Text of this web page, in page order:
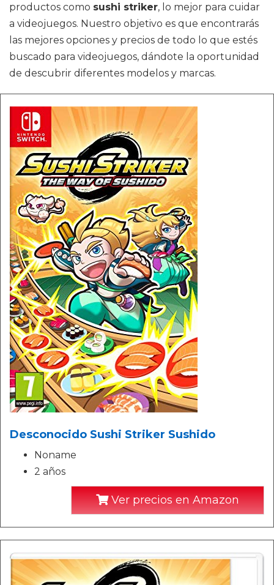
productos como sushi striker, lo mejor para cuidar
a videojuegos. Nuestro objetivo es que encontrarás
las mejores opciones y precios de todo lo que estés
buscado para videojuegos, dándote la oportunidad
de descubrir diferentes modelos y marcas.
Desconocido Sushi Striker Sushido
Noname
2 años
Ver precios en Amazon